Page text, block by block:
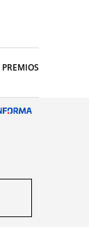
PREMIOS